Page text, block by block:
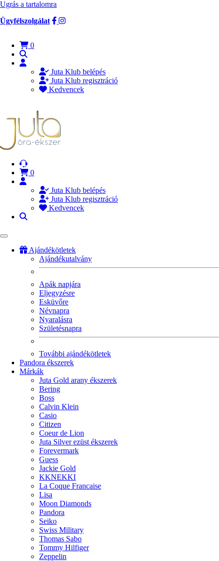
Ugrás a tartalomra
Ügyfélszolgálat
0
Juta Klub belépés
Juta Klub regisztráció
Kedvencek
0
Juta Klub belépés
Juta Klub regisztráció
Kedvencek
Ajándékötletek
Ajándékutalvány
Apák napjára
Eljegyzésre
Esküvőre
Névnapra
Nyaralásra
Születésnapra
További ajándékötletek
Pandora ékszerek
Márkák
Juta Gold arany ékszerek
Bering
Boss
Calvin Klein
Casio
Citizen
Coeur de Lion
Juta Silver ezüst ékszerek
Forevermark
Guess
Jackie Gold
KKNEKKI
La Coque Francaise
Lisa
Moon Diamonds
Pandora
Seiko
Swiss Military
Thomas Sabo
Tommy Hilfiger
Zeppelin